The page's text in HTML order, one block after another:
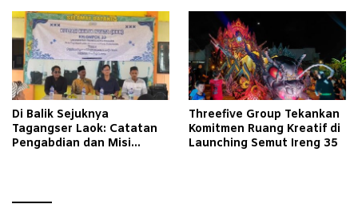
Di Balik Sejuknya
Tagangser Laok: Catatan
Pengabdian dan Misi
Threefive Group Tekankan
Komitmen Ruang Kreatif di
Launching Semut Ireng 35